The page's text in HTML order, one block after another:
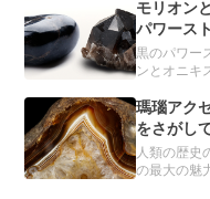
イドでも、
るんです。
モリオン
パワース
黒のパワー
ンとオニキ
の力をもつ
は欠かせな
瑪瑙アク
をさがし
人類の歴史
の最大の魅